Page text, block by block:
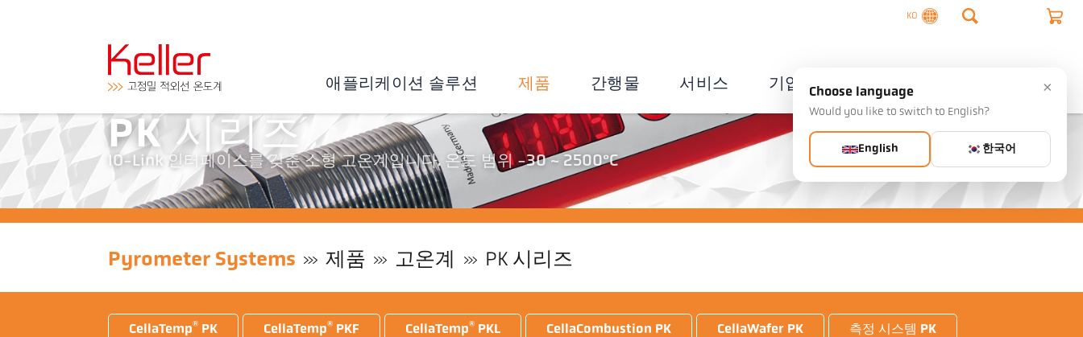
KO
애플리케이션 솔루션 제품 간행물 서비스 기업
PK 시리즈
IO-Link 인터페이스를 갖춘 소형 고온계입니다. 온도 범위 -30 ~ 2500°C
Pyrometer Systems 제품 고온계 PK 시리즈
CellaTemp® PK CellaTemp® PKF CellaTemp® PKL CellaCombustion PK CellaWafer PK 측정 시스템 PK
×
Choose language
Would you like to switch to English?
English 한국어